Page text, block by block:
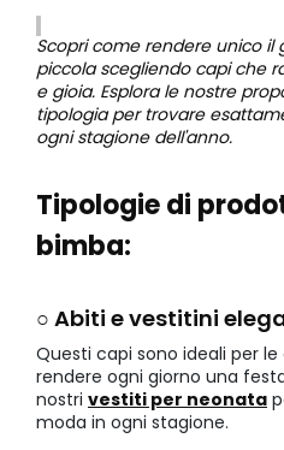
Scopri come rendere unico il
piccola scegliendo capi che
e gioia. Esplora le nostre
tipologia per trovare
ogni stagione dell'anno.
Tipologie di
bimba:
○ Abiti e vestitini
Questi capi sono ideali per
rendere ogni giorno una
nostri vestiti per neonata
moda in ogni stagione.